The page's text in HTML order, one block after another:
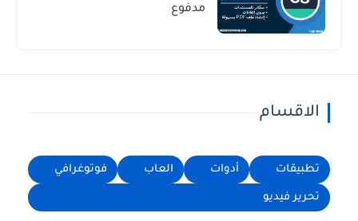
مدفوع
الاقسام
تطبيقات أدوات العاب فوتوغرافي
تحرير فيديو